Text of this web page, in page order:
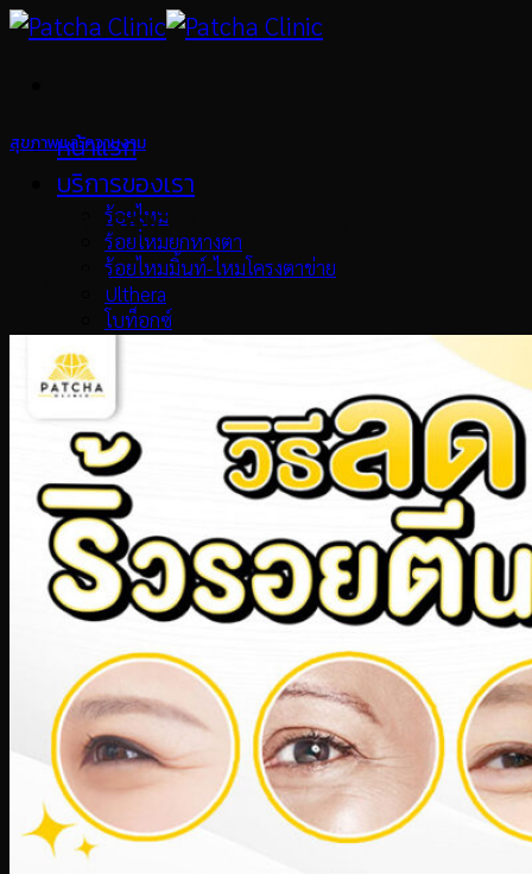
Skip
หน้าแรก
บริการของเรา
ร้อยไหม
ร้อยไหมยกหางตา
ร้อยไหมมิ้นท์-ไหมโครงตาข่าย
Ulthera
โบท็อกซ์
เมโสแฟต
Collagen Biostimulator
เลเซอร์ขน
วิตามินผิว
รักษาสิว
ทรีทเม้นท์หน้า
ฟิลเลอร์
ฟิลเลอร์
ฟิลเลอร์ใต้ตา
ฟิลเลอร์ขมับตอบ
ฟิลเลอร์ร่องแก้ม
ฟิลเลอร์แก้มตอบ
ฟิลเลอร์คาง
โปรโมชั่น
โปรโมชั่นล่าสุด
โปรโมชั่นร้อยไหม
สุขภาพและความงาม
วิธีลดรอยตีนกา แก้ปัญหาริ้วรอย
หางตา